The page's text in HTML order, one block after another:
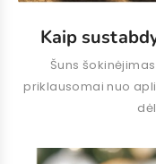
Kaip
Šuns
priklausomai nuo